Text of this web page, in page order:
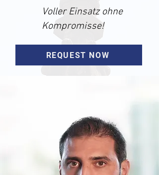
Voller Einsatz ohne
Kompromisse!
REQUEST NOW